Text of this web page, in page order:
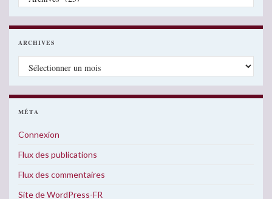
ARCHIVES
Archives
MÉTA
Connexion
Flux des publications
Flux des commentaires
Site de WordPress-FR